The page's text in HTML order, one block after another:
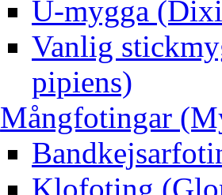
U-mygga
Vanlig
pipiens)
Mångfotingar
Klofoting